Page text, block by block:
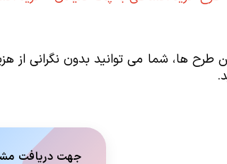
طرح ها، شما می توانید بدون نگرانی
جهت دریافت